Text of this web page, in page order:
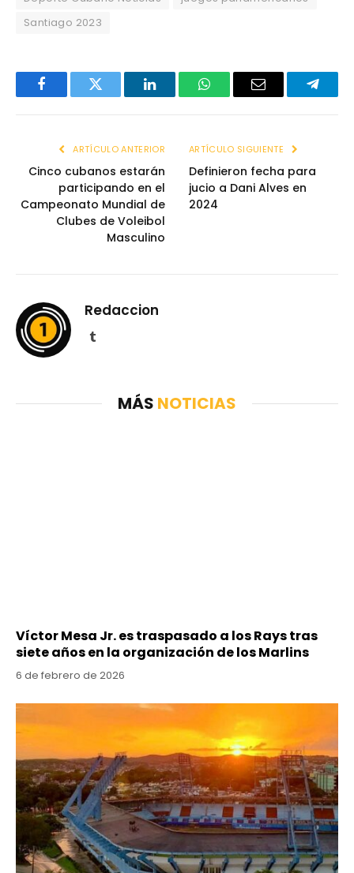
Santiago 2023
FacebookTwitter LinkedInWhatsAppEmail
ARTÍCULO ANTERIOR
Cinco cubanos estarán
participando en el
Campeonato Mundial de
Clubes de Voleibol
Masculino
ARTÍCULO SIGUIENTE
Definieron fecha para
jucio a Dani Alves en
2024
Redaccion
Tumblr
MÁS NOTICIAS
Víctor Mesa Jr. es traspasado a los Rays tras
siete años en la organización de los Marlins
6 de febrero de 2026